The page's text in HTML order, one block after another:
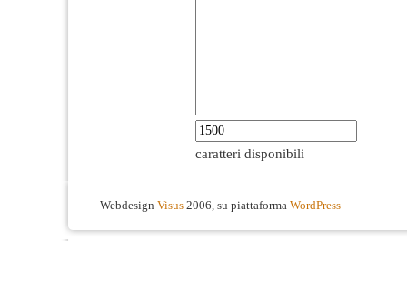
caratteri disponibili
Webdesign Visus 2006, su piattaforma WordPress